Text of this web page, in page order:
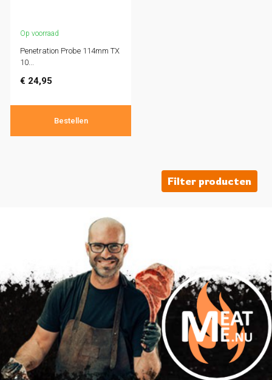
Op voorraad
Penetration Probe 114mm TX
10...
€ 24,95
Bestellen
Filter producten